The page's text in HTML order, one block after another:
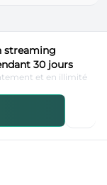
streaming
30 jours
et en illimité